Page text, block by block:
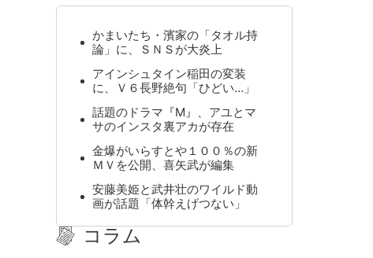
かまいたち・濱家の「タオル持
論」に、ＳＮＳが大炎上
アインシュタイン稲田の変装
に、Ｖ６長野絶句「ひどい…」
話題のドラマ『M』、アユとマ
サのインスタ裏アカが存在
金爆がいらすとや１００％の新
ＭＶを公開、喜矢武が編集
安藤美姫と武井壮のワイルド動
画が話題「体幹えげつない」
コラム